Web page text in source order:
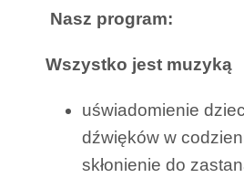
Nasz program:
Wszystko jest muzyką
uświadomienie
dźwięków w
skłonienie do